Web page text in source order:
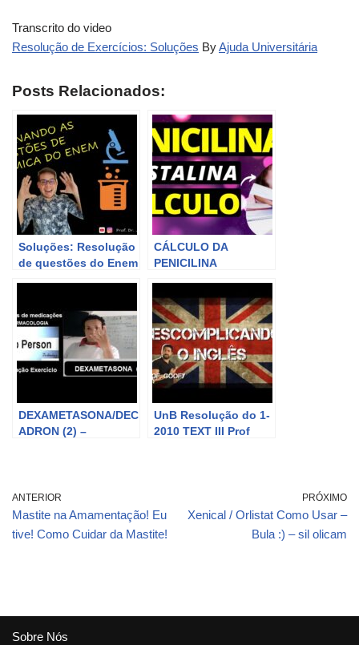
Transcrito do video
Resolução de Exercícios: Soluções ByAjuda Universitária
Posts Relacionados:
Soluções: Resolução
de questões do Enem
CÁLCULO DA
PENICILINA
Resolução de
exercícios
envolvendo o cálculo
de doses adultas
DEXAMETASONA/DEC
ADRON (2) –
UnB Resolução do 1-
2010 TEXT III Prof
ANTERIOR
Mastite na Amamentação! Eu
tive! Como Cuidar da Mastite!
PRÓXIMO
Xenical / Orlistat Como Usar –
Bula :) – sil olicam
Sobre Nós